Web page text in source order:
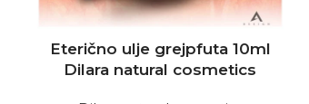
Eterično ulje grejpfuta 10ml
Dilara natural cosmetics